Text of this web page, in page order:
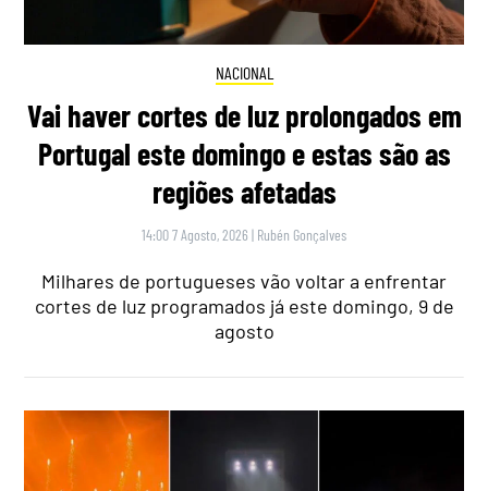
NACIONAL
Vai haver cortes de luz prolongados em
Portugal este domingo e estas são as
regiões afetadas
14:00 7 Agosto, 2026 | Rubén Gonçalves
Milhares de portugueses vão voltar a enfrentar
cortes de luz programados já este domingo, 9 de
agosto